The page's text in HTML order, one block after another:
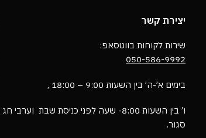
יצירת קשר
שירות לקוחות בווטסאפ:
050-586-9992
בימים א’-ה’ בין השעות 9:00 – 18:00 ,
ו’ בין השעות 8:00- שעה לפני כניסת שבת וערבי חג
סגור.